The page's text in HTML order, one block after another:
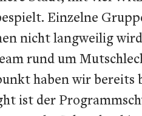
Einzelne
nicht langweilig
rund um
haben wir bereits
ist der